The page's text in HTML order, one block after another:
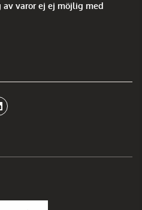
av varor ej ej möjlig med